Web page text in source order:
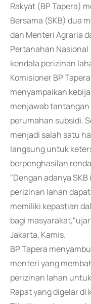
Rakyat (BP Tapera)
Bersama (SKB) dua
dan Menteri Agraria
Pertanahan Nasional
kendala perizinan
Komisioner BP
menyampaikan
menjawab
perumahan subsidi.
menjadi salah satu
langsung untuk
berpenghasilan
"Dengan adanya
perizinan lahan
memiliki kepastian
bagi
Jakarta, Kamis.
BP Tapera
menteri yang
perizinan lahan
Rapat yang digelar di